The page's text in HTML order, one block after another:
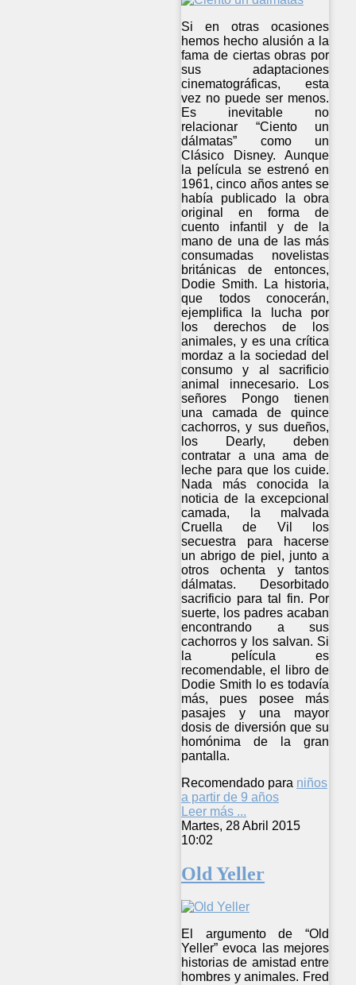
Si en otras ocasiones
hemos hecho alusión a la
fama de ciertas obras por
sus adaptaciones
cinematográficas, esta
vez no puede ser menos.
Es inevitable no
relacionar “Ciento un
dálmatas” como un
Clásico Disney. Aunque
la película se estrenó en
1961, cinco años antes se
había publicado la obra
original en forma de
cuento infantil y de la
mano de una de las más
consumadas novelistas
británicas de entonces,
Dodie Smith. La historia,
que todos conocerán,
ejemplifica la lucha por
los derechos de los
animales, y es una crítica
mordaz a la sociedad del
consumo y al sacrificio
animal innecesario. Los
señores Pongo tienen
una camada de quince
cachorros, y sus dueños,
los Dearly, deben
contratar a una ama de
leche para que los cuide.
Nada más conocida la
noticia de la excepcional
camada, la malvada
Cruella de Vil los
secuestra para hacerse
un abrigo de piel, junto a
otros ochenta y tantos
dálmatas. Desorbitado
sacrificio para tal fin. Por
suerte, los padres acaban
encontrando a sus
cachorros y los salvan. Si
la película es
recomendable, el libro de
Dodie Smith lo es todavía
más, pues posee más
pasajes y una mayor
dosis de diversión que su
homónima de la gran
pantalla.
Recomendado para niños
a partir de 9 años
Leer más ...
Martes, 28 Abril 2015
10:02
Old Yeller
El argumento de “Old
Yeller” evoca las mejores
historias de amistad entre
hombres y animales. Fred